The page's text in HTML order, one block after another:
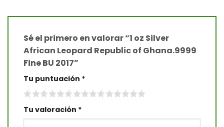
Sé el primero en valorar “1 oz Silver
African Leopard Republic of Ghana.9999
Fine BU 2017”
Tu puntuación *
Tu valoración *